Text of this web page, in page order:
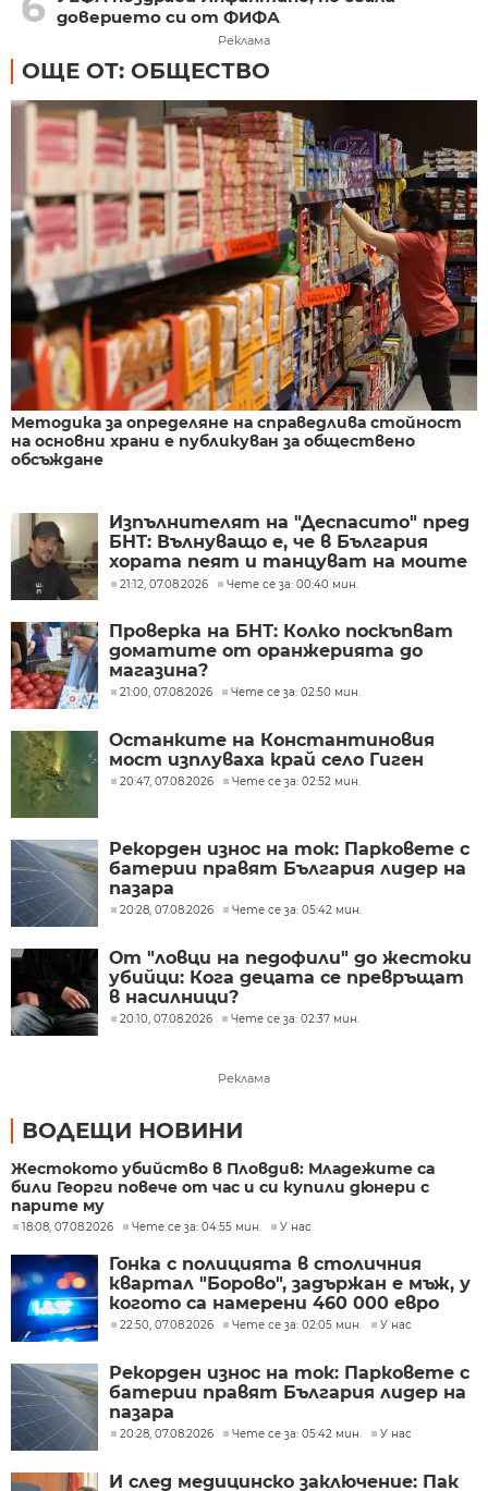
доверието си от ФИФА
Реклама
ОЩЕ ОТ: ОБЩЕСТВО
Методика за определяне на справедлива стойност
на основни храни е публикуван за обществено
обсъждане
Изпълнителят на "Деспасито" пред
БНТ: Вълнуващо е, че в България
хората пеят и танцуват на моите
песни
21:12, 07.08.2026 Чете се за: 00:40 мин.
Проверка на БНТ: Колко поскъпват
доматите от оранжерията до
магазина?
21:00, 07.08.2026 Чете се за: 02:50 мин.
Останките на Константиновия
мост изплуваха край село Гиген
20:47, 07.08.2026 Чете се за: 02:52 мин.
Рекорден износ на ток: Парковете с
батерии правят България лидер на
пазара
20:28, 07.08.2026 Чете се за: 05:42 мин.
От "ловци на педофили" до жестоки
убийци: Кога децата се превръщат
в насилници?
20:10, 07.08.2026 Чете се за: 02:37 мин.
Реклама
ВОДЕЩИ НОВИНИ
Жестокото убийство в Пловдив: Младежите са
били Георги повече от час и си купили дюнери с
парите му
18:08, 07.08.2026 Чете се за: 04:55 мин. У нас
Гонка с полицията в столичния
квартал "Борово", задържан е мъж, у
когото са намерени 460 000 евро
22:50, 07.08.2026 Чете се за: 02:05 мин. У нас
Рекорден износ на ток: Парковете с
батерии правят България лидер на
пазара
20:28, 07.08.2026 Чете се за: 05:42 мин. У нас
И след медицинско заключение: Пак